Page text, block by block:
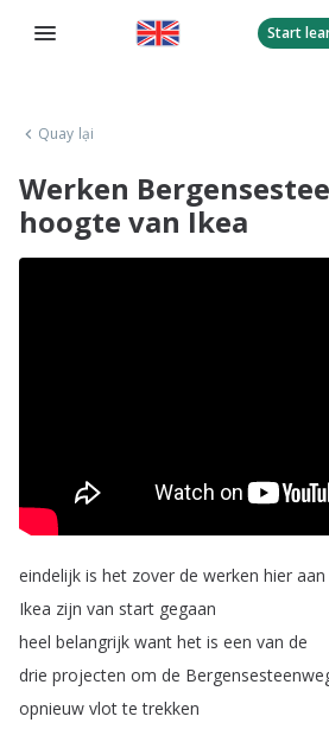
Start
Quay lại
Werken
hoogte van Ikea
eindelijk is het zover de werken hier aan
Ikea zijn van start gegaan
heel belangrijk want het is een van de
drie projecten om de
opnieuw vlot te trekken